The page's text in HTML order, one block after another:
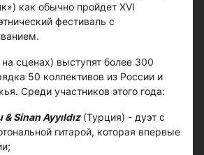
как обычно пройдет XVI
фестиваль с
сценах) выступят более 300
50 коллективов из России и
Среди участников этого года:
Sinan Ayyıldız(Турция) - дуэт с
гитарой, которая впервые